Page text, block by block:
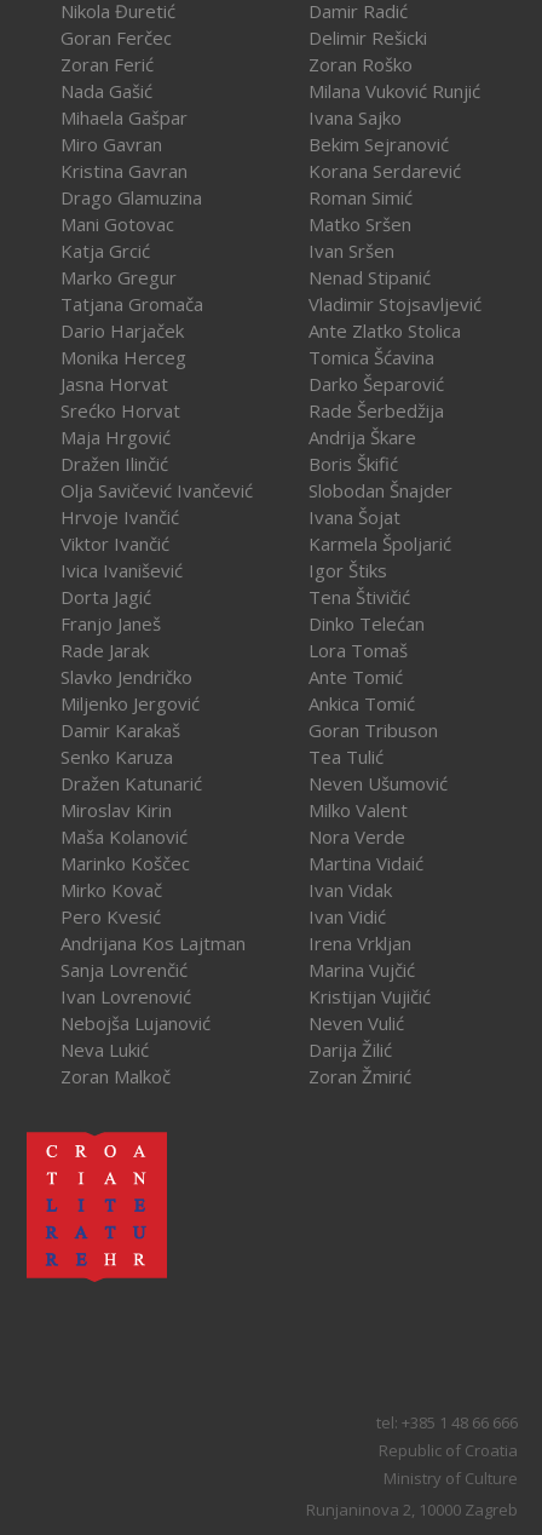
Nikola Đuretić
Goran Ferčec
Zoran Ferić
Nada Gašić
Mihaela Gašpar
Miro Gavran
Kristina Gavran
Drago Glamuzina
Mani Gotovac
Katja Grcić
Marko Gregur
Tatjana Gromača
Dario Harjaček
Monika Herceg
Jasna Horvat
Srećko Horvat
Maja Hrgović
Dražen Ilinčić
Olja Savičević Ivančević
Hrvoje Ivančić
Viktor Ivančić
Ivica Ivanišević
Dorta Jagić
Franjo Janeš
Rade Jarak
Slavko Jendričko
Miljenko Jergović
Damir Karakaš
Senko Karuza
Dražen Katunarić
Miroslav Kirin
Maša Kolanović
Marinko Koščec
Mirko Kovač
Pero Kvesić
Andrijana Kos Lajtman
Sanja Lovrenčić
Ivan Lovrenović
Nebojša Lujanović
Neva Lukić
Zoran Malkoč
Damir Radić
Delimir Rešicki
Zoran Roško
Milana Vuković Runjić
Ivana Sajko
Bekim Sejranović
Korana Serdarević
Roman Simić
Matko Sršen
Ivan Sršen
Nenad Stipanić
Vladimir Stojsavljević
Ante Zlatko Stolica
Tomica Šćavina
Darko Šeparović
Rade Šerbedžija
Andrija Škare
Boris Škifić
Slobodan Šnajder
Ivana Šojat
Karmela Špoljarić
Igor Štiks
Tena Štivičić
Dinko Telećan
Lora Tomaš
Ante Tomić
Ankica Tomić
Goran Tribuson
Tea Tulić
Neven Ušumović
Milko Valent
Nora Verde
Martina Vidaić
Ivan Vidak
Ivan Vidić
Irena Vrkljan
Marina Vujčić
Kristijan Vujičić
Neven Vulić
Darija Žilić
Zoran Žmirić
tel: +385 1 48 66 666
Republic of Croatia
Ministry of Culture
Runjaninova 2, 10000 Zagreb